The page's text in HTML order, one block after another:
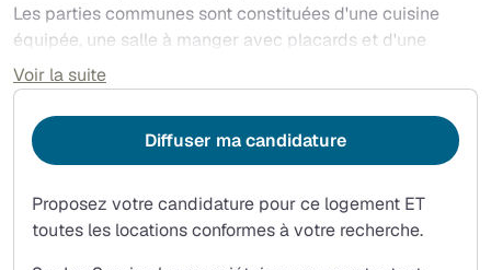
Les parties communes sont constituées d'une cuisine
équipée, une salle à manger avec placards et d'une
buanderie avec deux machines à laver et un sèche-linge.
Les charges comprises dans la colocation sont: eau
chaude, eau froide, chauffage et internet.
Voir la suite
Proposez votre candidature pour ce logement ET
toutes les locations conformes à votre recherche.
Diffuser ma candidature